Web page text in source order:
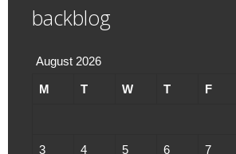
backblog
August 2026
M T W T F
3 4 5 6 7